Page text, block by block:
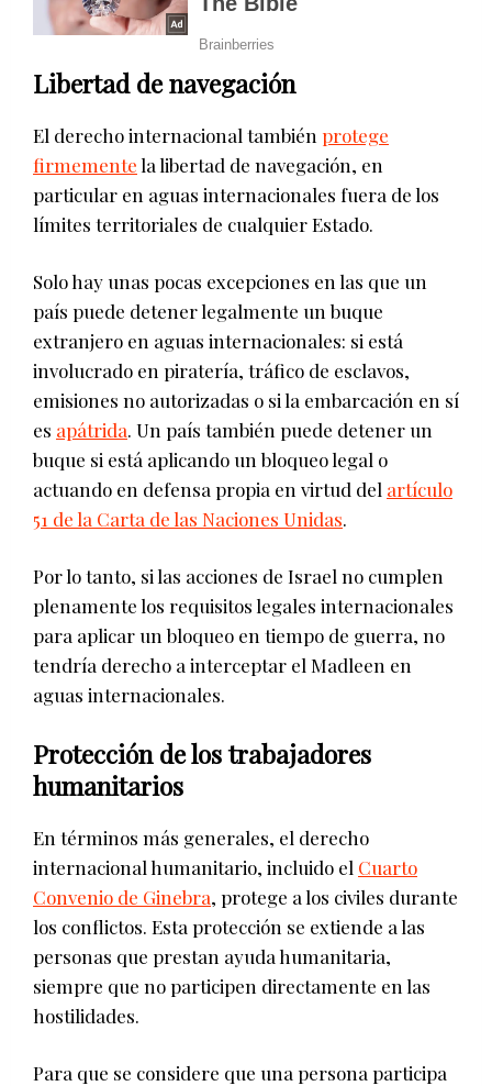
Libertad de navegación
El derecho internacional también protege
firmementela libertad de navegación, en
particular en aguas internacionales fuera de los
límites territoriales de cualquier Estado.
Solo hay unas pocas excepciones en las que un
país puede detener legalmente un buque
extranjero en aguas internacionales: si está
involucrado en piratería, tráfico de esclavos,
emisiones no autorizadas o si la embarcación en sí
es apátrida. Un país también puede detener un
buque si está aplicando un bloqueo legal o
actuando en defensa propia en virtud del artículo
51 de la Carta de las Naciones Unidas.
Por lo tanto, si las acciones de Israel no cumplen
plenamente los requisitos legales internacionales
para aplicar un bloqueo en tiempo de guerra, no
tendría derecho a interceptar el Madleen en
aguas internacionales.
Protección de los trabajadores
humanitarios
En términos más generales, el derecho
internacional humanitario, incluido el Cuarto
Convenio de Ginebra, protege a los civiles durante
los conflictos. Esta protección se extiende a las
personas que prestan ayuda humanitaria,
siempre que no participen directamente en las
hostilidades.
Para que se considere que una persona participa